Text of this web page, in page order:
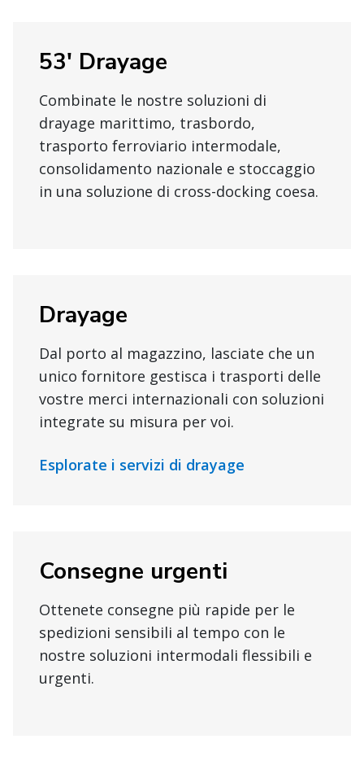
53' Drayage
Combinate le nostre soluzioni di
drayage marittimo, trasbordo,
trasporto ferroviario intermodale,
consolidamento nazionale e stoccaggio
in una soluzione di cross-docking coesa.
Drayage
Dal porto al magazzino, lasciate che un
unico fornitore gestisca i trasporti delle
vostre merci internazionali con soluzioni
integrate su misura per voi.
Esplorate i servizi di drayage
Consegne urgenti
Ottenete consegne più rapide per le
spedizioni sensibili al tempo con le
nostre soluzioni intermodali flessibili e
urgenti.